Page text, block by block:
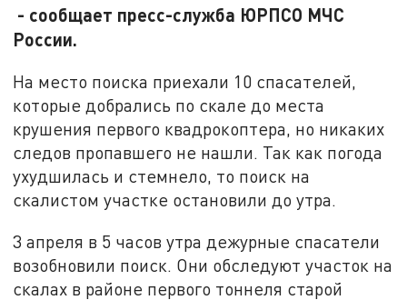
- сообщает пресс-служба ЮРПСО МЧС
России.
На место поиска приехали 10 спасателей,
которые добрались по скале до места
крушения первого квадрокоптера, но никаких
следов пропавшего не нашли. Так как погода
ухудшилась и стемнело, то поиск на
скалистом участке остановили до утра.
3 апреля в 5 часов утра дежурные спасатели
возобновили поиск. Они обследуют участок на
скалах в районе первого тоннеля старой